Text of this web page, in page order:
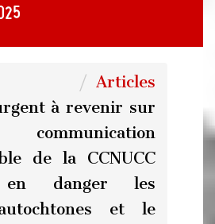
Articles
à revenir sur
de la CCNUCC
en danger les
et le